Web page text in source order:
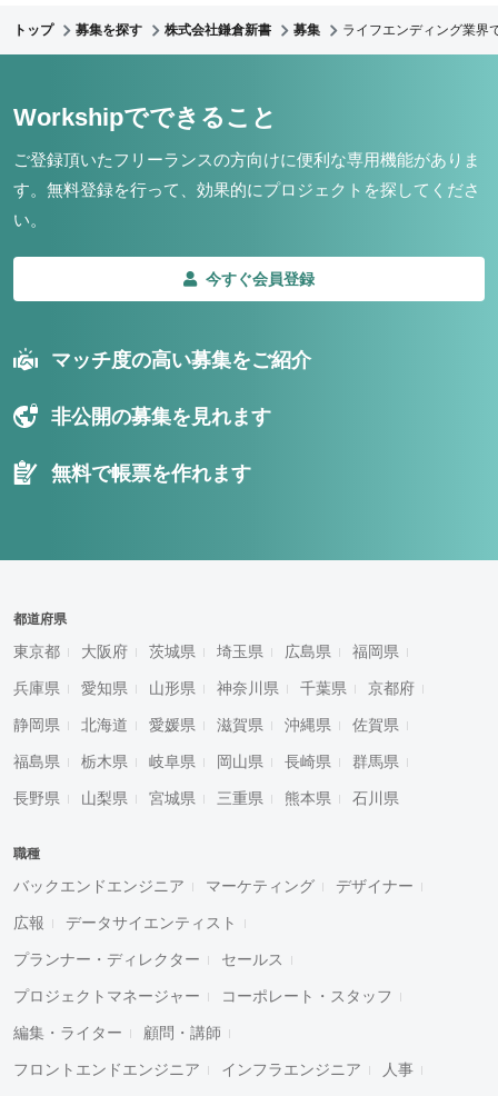
トップ 募集を探す 株式会社鎌倉新書 募集 ライフエンディング業界
Workshipでできること
ご登録頂いたフリーランスの方向けに便利な専用機能がありま
す。 無料登録を行って、効果的にプロジェクトを探してくださ
い。
今すぐ会員登録
マッチ度の高い募集をご紹介
非公開の募集を見れます
無料で帳票を作れます
都道府県
東京都 大阪府 茨城県 埼玉県 広島県 福岡県
兵庫県 愛知県 山形県 神奈川県 千葉県 京都府
静岡県 北海道 愛媛県 滋賀県 沖縄県 佐賀県
福島県 栃木県 岐阜県 岡山県 長崎県 群馬県
長野県 山梨県 宮城県 三重県 熊本県 石川県
職種
バックエンドエンジニア マーケティング デザイナー
広報 データサイエンティスト
プランナー・ディレクター セールス
プロジェクトマネージャー コーポレート・スタッフ
編集・ライター 顧問・講師
フロントエンドエンジニア インフラエンジニア 人事